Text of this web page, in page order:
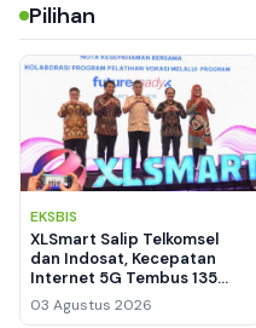
Pilihan
EKSBIS
XLSmart Salip Telkomsel
dan Indosat, Kecepatan
Internet 5G Tembus 135
Mbps
03 Agustus 2026